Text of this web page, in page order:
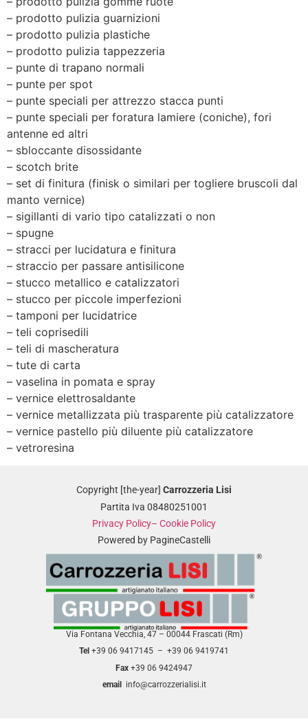
– prodotto pulizia guarnizioni
– prodotto pulizia plastiche
– prodotto pulizia tappezzeria
– punte di trapano normali
– punte per spot
– punte speciali per attrezzo stacca punti
– punte speciali per foratura lamiere (coniche), fori
antenne ed altri
– sbloccante disossidante
– scotch brite
– set di finitura (finisk o similari per togliere bruscoli dal
manto vernice)
– sigillanti di vario tipo catalizzati o non
– spugne
– stracci per lucidatura e finitura
– straccio per passare antisilicone
– stucco metallico e catalizzatori
– stucco per piccole imperfezioni
– tamponi per lucidatrice
– teli coprisedili
– teli di mascheratura
– tute di carta
– vaselina in pomata e spray
– vernice elettrosaldante
– vernice metallizzata più trasparente più catalizzatore
– vernice pastello più diluente più catalizzatore
– vetroresina
Copyright [the-year] Carrozzeria Lisi
Partita Iva 08480251001
Privacy Policy– Cookie Policy
Powered by PagineCastelli
Via Fontana Vecchia, 47 – 00044 Frascati (Rm)
Tel +39 06 9417145 – +39 06 9419741
Fax +39 06 9424947
email
info@carrozzerialisi.it